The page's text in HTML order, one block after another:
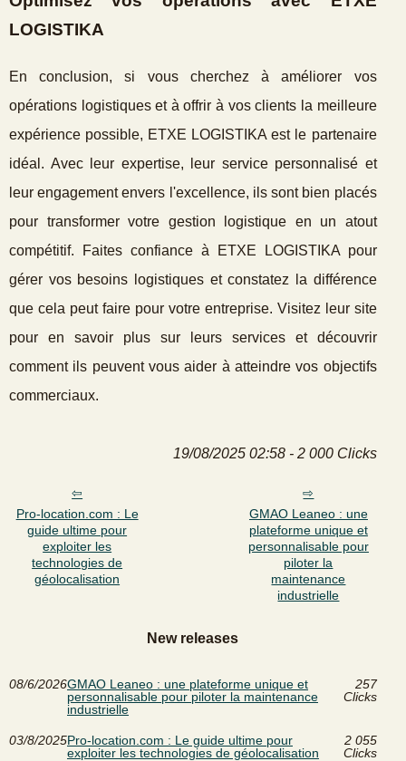
LOGISTIKA
En conclusion, si vous cherchez à améliorer vos
opérations logistiques et à offrir à vos clients la meilleure
expérience possible, ETXE LOGISTIKA est le partenaire
idéal. Avec leur expertise, leur service personnalisé et
leur engagement envers l'excellence, ils sont bien placés
pour transformer votre gestion logistique en un atout
compétitif. Faites confiance à ETXE LOGISTIKA pour
gérer vos besoins logistiques et constatez la différence
que cela peut faire pour votre entreprise. Visitez leur site
pour en savoir plus sur leurs services et découvrir
comment ils peuvent vous aider à atteindre vos objectifs
commerciaux.
19/08/2025 02:58 - 2 000 Clicks
Pro-location.com : Le
guide ultime pour
exploiter les
technologies de
géolocalisation
GMAO Leaneo : une
plateforme unique et
personnalisable pour
piloter la
maintenance
industrielle
New releases
08/6/2026GMAO Leaneo : une plateforme unique et
personnalisable pour piloter la maintenance
industrielle
257
Clicks
03/8/2025Pro-location.com : Le guide ultime pour
exploiter les technologies de géolocalisation
2 055
Clicks